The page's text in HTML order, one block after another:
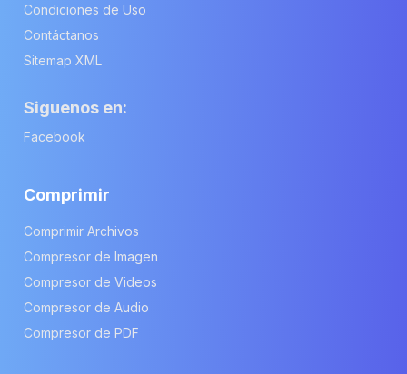
Condiciones de Uso
Contáctanos
Sitemap XML
Siguenos en:
Facebook
Comprimir
Comprimir Archivos
Compresor de Imagen
Compresor de Videos
Compresor de Audio
Compresor de PDF